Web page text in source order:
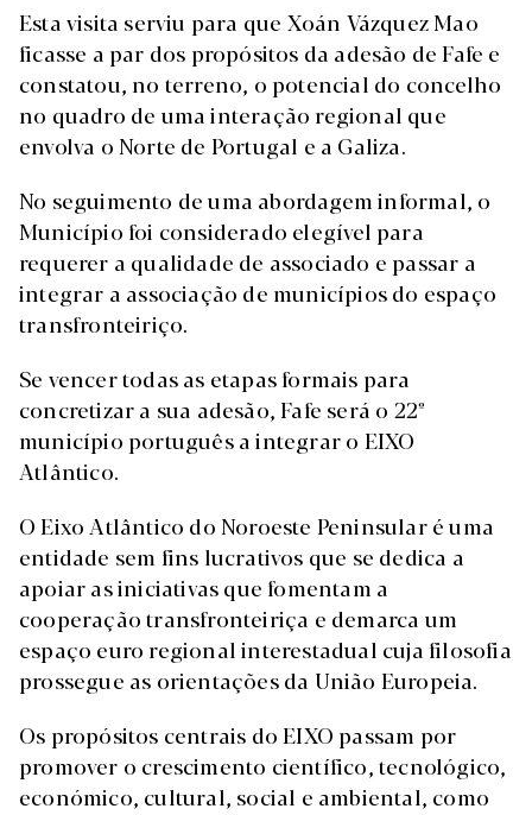
Esta visita serviu para que Xoán Vázquez Mao
ficasse a par dos propósitos da adesão de Fafe e
constatou, no terreno, o potencial do concelho
no quadro de uma interação regional que
envolva o Norte de Portugal e a Galiza.
No seguimento de uma abordagem informal, o
Município foi considerado elegível para
requerer a qualidade de associado e passar a
integrar a associação de municípios do espaço
transfronteiriço.
Se vencer todas as etapas formais para
concretizar a sua adesão, Fafe será o 22º
município português a integrar o EIXO
Atlântico.
O Eixo Atlântico do Noroeste Peninsular é uma
entidade sem fins lucrativos que se dedica a
apoiar as iniciativas que fomentam a
cooperação transfronteiriça e demarca um
espaço euro regional interestadual cuja filosofia
prossegue as orientações da União Europeia.
Os propósitos centrais do EIXO passam por
promover o crescimento científico, tecnológico,
económico, cultural, social e ambiental, como